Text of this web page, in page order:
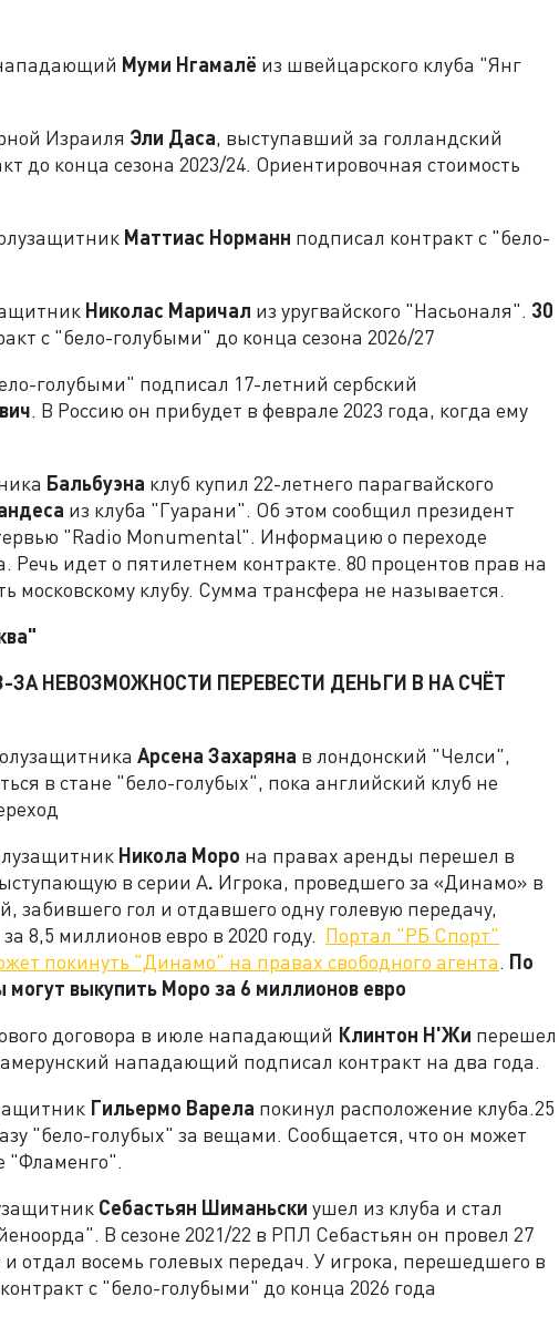
Муми Нгамалё из швейцарского клуба "Янг
Израиля Эли Даса, выступавший за голландский
до конца сезона 2023/24. Ориентировочная стоимость
Маттиас Норманн подписал контракт с "бело-
Николас Маричал из уругвайского "Насьоналя". 30
с "бело-голубыми" до конца сезона 2026/27
голубыми" подписал 17-летний сербский
. В Россию он прибудет в феврале 2023 года, когда ему
Бальбуэна клуб купил 22-летнего парагвайского
из клуба "Гуарани". Об этом сообщил президент
"Radio Monumental". Информацию о переходе
Речь идет о пятилетнем контракте. 80 процентов прав на
московскому клубу. Сумма трансфера не называется.
ЗА НЕВОЗМОЖНОСТИ ПЕРЕВЕСТИ ДЕНЬГИ В НА СЧЁТ
Арсена Захаряна в лондонский "Челси",
в стане "бело-голубых", пока английский клуб не
Никола Моро на правах аренды перешел в
в серии А. Игрока, проведшего за «Динамо» в
забившего гол и отдавшего одну голевую передачу,
8,5 миллионов евро в 2020 году. Портал "РБ Спорт"
покинуть "Динамо" на правах свободного агента. По
выкупить Моро за 6 миллионов евро
договора в июле нападающий Клинтон Н'Жи перешел
нападающий подписал контракт на два года.
Гильермо Варела покинул расположение клуба.25
"бело-голубых" за вещами. Сообщается, что он может
"Фламенго".
Себастьян Шиманьски ушел из клуба и стал
В сезоне 2021/22 в РПЛ Себастьян он провел 27
отдал восемь голевых передач. У игрока, перешедшего в
c "бело-голубыми" до конца 2026 года